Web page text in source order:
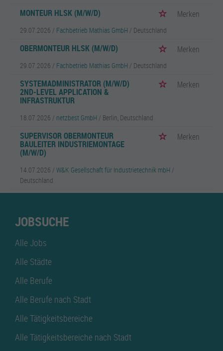
MONTEUR HLSK (M/W/D) Merken
29.07.2026 / Fachbetrieb Mathias GmbH / Deutschland
OBERMONTEUR HLSK (M/W/D) Merken
29.07.2026 / Fachbetrieb Mathias GmbH / Deutschland
SYSTEMADMINISTRATOR (M/W/D)
2ND-LEVEL APPLICATION &
INFRASTRUKTUR
Merken
18.07.2026 / netzbest GmbH / Berlin, Deutschland
SUPERVISOR OBERMONTEUR
BAULEITER INDUSTRIEMONTAGE
(M/W/D)
Merken
14.07.2026 / W&K Gesellschaft für Industrietechnik mbH /
Deutschland
JOBSUCHE
Alle Jobs
Alle Städte
Alle Berufe
Alle Berufe nach Stadt
Alle Tätigkeitsbereiche
Alle Tätigkeitsbereiche nach Stadt